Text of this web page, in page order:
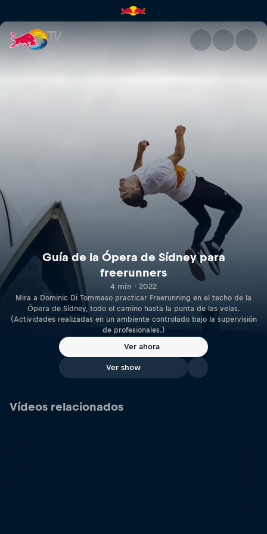
Guía de la Ópera de Sídney
Guía de la Ópera de Sídney para
freerunners
4 min · 2022
Mira a Dominic Di Tommaso practicar Freerunning en el techo de la
Ópera de Sídney, todo el camino hasta la punta de las velas.
(Actividades realizadas en un ambiente controlado bajo la supervisión
de profesionales.)
Ver ahora
Ver show
Vídeos relacionados